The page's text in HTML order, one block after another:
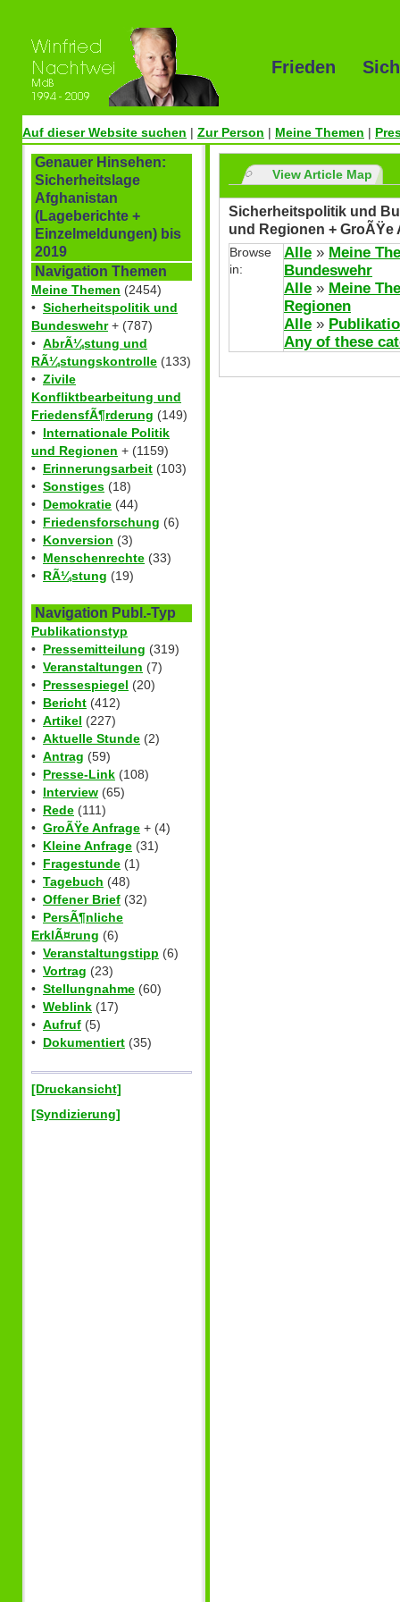
Frieden
Auf dieser Website suchen | Zur Person | Meine Themen |
Genauer Hinsehen:
Sicherheitslage
Afghanistan
(Lageberichte +
Einzelmeldungen) bis
2019
Navigation Themen
Meine Themen (2454)
• Sicherheitspolitik und
Bundeswehr+ (787)
• AbrÃ¼stung und
RÃ¼stungskontrolle (133)
• Zivile
Konfliktbearbeitung und
FriedensfÃ¶rderung (149)
• Internationale Politik
und Regionen + (1159)
• Erinnerungsarbeit (103)
• Sonstiges (18)
• Demokratie (44)
• Friedensforschung (6)
• Konversion (3)
• Menschenrechte (33)
• RÃ¼stung (19)
Navigation Publ.-Typ
Publikationstyp
• Pressemitteilung (319)
• Veranstaltungen (7)
• Pressespiegel (20)
• Bericht (412)
• Artikel (227)
• Aktuelle Stunde (2)
• Antrag (59)
• Presse-Link (108)
• Interview (65)
• Rede (111)
• GroÃŸe Anfrage + (4)
• Kleine Anfrage (31)
• Fragestunde (1)
• Tagebuch (48)
• Offener Brief (32)
• PersÃ¶nliche
ErklÃ¤rung (6)
• Veranstaltungstipp (6)
• Vortrag (23)
• Stellungnahme (60)
• Weblink (17)
• Aufruf (5)
• Dokumentiert (35)
[Druckansicht]
[Syndizierung]
View Article Map
Sicherheitspolitik und
und Regionen + GroÃŸe
Browse
in:
Alle » Meine
Bundeswehr
Alle » Meine
Regionen
Alle »
Any of these